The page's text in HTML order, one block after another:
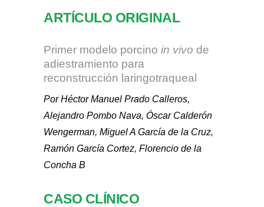
ARTÍCULO ORIGINAL
Primer modelo porcino in vivo de
adiestramiento para
reconstrucción laringotraqueal
Por Héctor Manuel Prado Calleros,
Alejandro Pombo Nava, Óscar Calderón
Wengerman, Miguel A García de la Cruz,
Ramón García Cortez, Florencio de la
Concha B
CASO CLÍNICO